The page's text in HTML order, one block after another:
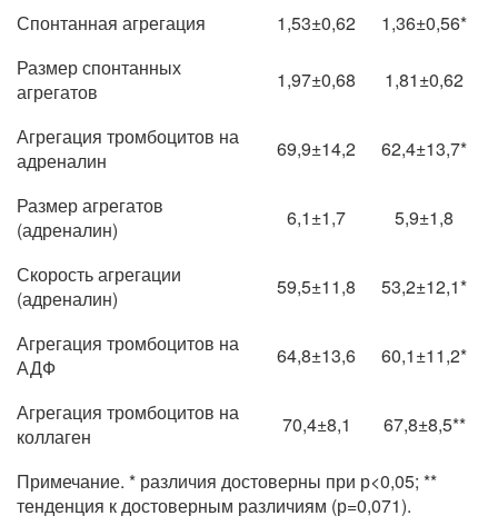
Спонтанная агрегация
1,53±0,62
1,36±0,56*
Размер спонтанных
агрегатов
1,97±0,68 1,81±0,62
Агрегация тромбоцитов на
адреналин
69,9±14,2 62,4±13,7*
Размер агрегатов
(адреналин)
6,1±1,7 5,9±1,8
Скорость агрегации
(адреналин)
59,5±11,8 53,2±12,1*
Агрегация тромбоцитов на
АДФ
64,8±13,6 60,1±11,2*
Агрегация тромбоцитов на
коллаген
70,4±8,1 67,8±8,5**
Примечание. * различия достоверны при р<0,05; **
тенденция к достоверным различиям (р=0,071).